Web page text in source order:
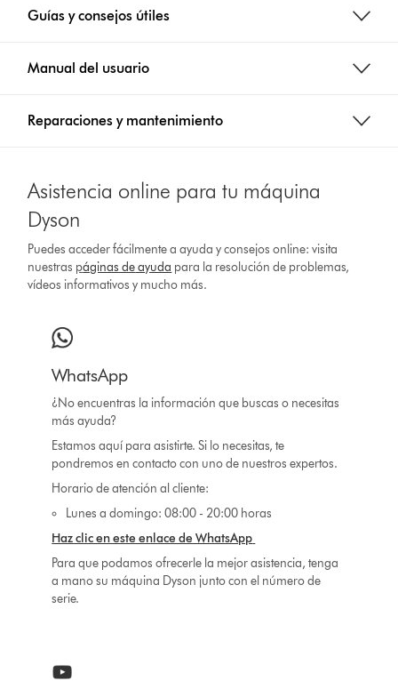
Guías y consejos útiles
Manual del usuario
Reparaciones y mantenimiento
Asistencia online para tu máquina
Dyson
Puedes acceder fácilmente a ayuda y consejos online: visita
nuestras páginas deayuda para la resolución de problemas,
vídeos informativos y mucho más.
WhatsApp
¿No encuentras la información que buscas o necesitas
más ayuda?
Estamos aquí para asistirte. Si lo necesitas, te
pondremos en contacto con uno de nuestros expertos.
Horario de atención al cliente:
Lunes a domingo: 08:00 - 20:00 horas
Haz clic en este enlace de WhatsApp
Para que podamos ofrecerle la mejor asistencia, tenga
a mano su máquina Dyson junto con el número de
serie.